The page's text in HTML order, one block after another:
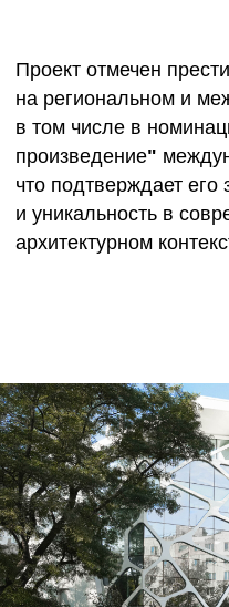
НАЧАТЬ
GORUNGO /
Создание сайта
ISEEINYOU
Главная
Все права защищены
/